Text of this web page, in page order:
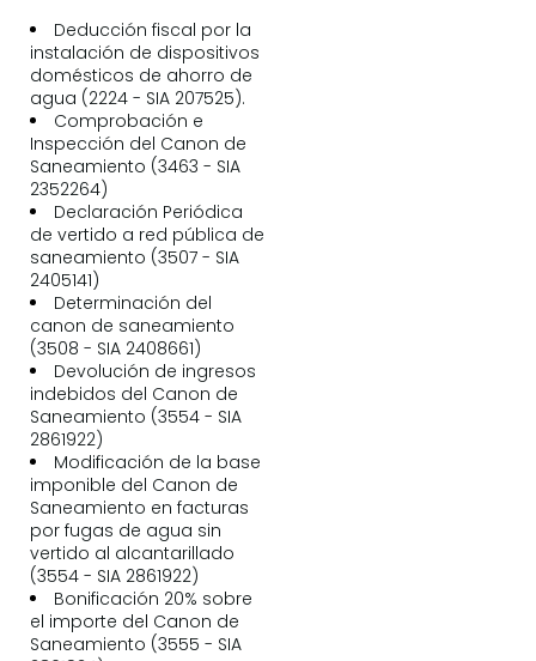
Deducción fiscal por la
instalación de dispositivos
domésticos de ahorro de
agua (2224 - SIA 207525).
Comprobación e
Inspección del Canon de
Saneamiento (3463 - SIA
2352264)
Declaración Periódica
de vertido a red pública de
saneamiento (3507 - SIA
2405141)
Determinación del
canon de saneamiento
(3508 - SIA 2408661)
Devolución de ingresos
indebidos del Canon de
Saneamiento (3554 - SIA
2861922)
Modificación de la base
imponible del Canon de
Saneamiento en facturas
por fugas de agua sin
vertido al alcantarillado
(3554 - SIA 2861922)
Bonificación 20% sobre
el importe del Canon de
Saneamiento (3555 - SIA